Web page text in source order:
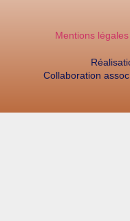
Mentions légales
Collaboration